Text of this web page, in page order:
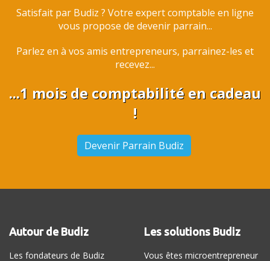
Satisfait par Budiz ? Votre expert comptable en ligne
vous propose de devenir parrain...
Parlez en à vos amis entrepreneurs, parrainez-les et
recevez...
...1 mois de comptabilité en cadeau
!
Devenir Parrain Budiz
Autour de Budiz
Les fondateurs de Budiz
Les solutions Budiz
Vous êtes microentrepreneur